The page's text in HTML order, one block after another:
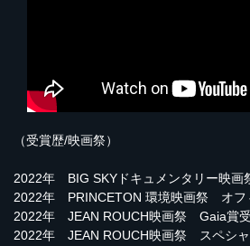
（受賞歴/映画祭）
2022年 BIG SKYドキュメンタリー映
2022年 PRINCETON 環境映画祭 オフ
2022年 JEAN ROUCH映画祭 Gaia賞
2022年 JEAN ROUCH映画祭 スペシャ